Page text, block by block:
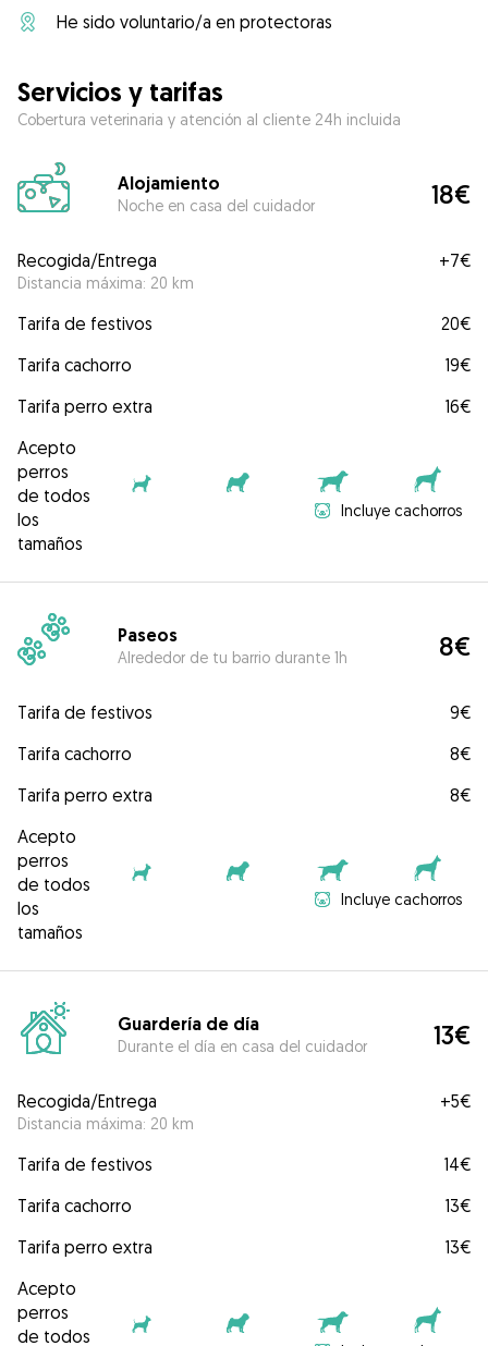
He sido voluntario/a en protectoras
Servicios y tarifas
Cobertura veterinaria y atención al cliente 24h incluida
Alojamiento
Noche en casa del cuidador 18€
Recogida/Entrega
Distancia máxima: 20 km
+7€
Tarifa de festivos
20€
Tarifa cachorro
19€
Tarifa perro extra
16€
Acepto
perros
de todos
los
tamaños
Incluye cachorros
Paseos
Alrededor de tu barrio durante 1h 8€
Tarifa de festivos
9€
Tarifa cachorro
8€
Tarifa perro extra
8€
Acepto
perros
de todos
los
tamaños
Incluye cachorros
Guardería de día
Durante el día en casa del cuidador 13€
Recogida/Entrega
Distancia máxima: 20 km
+5€
Tarifa de festivos
14€
Tarifa cachorro
13€
Tarifa perro extra
13€
Acepto
perros
de todos